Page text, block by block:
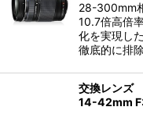
28-300mm
10.7倍高倍
化を実現し
徹底的に排
交換レンズ
14-42mm